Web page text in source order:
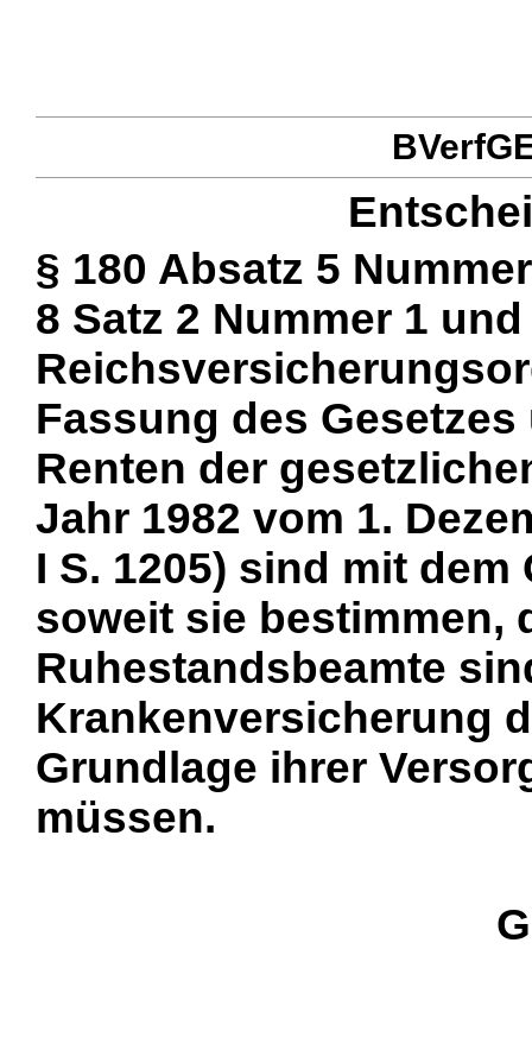
§ 180 Absatz 5
8 Satz 2 Nummer 1
Fassung des
Renten der
Jahr 1982 vom 1.
I S. 1205) sind mit
soweit sie bestimmen,
Ruhestandsbeamte
Krankenversicherung
Grundlage ihrer
müssen.